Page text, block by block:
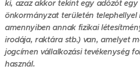
ki, azaz akkor tekint egy adózót
önkormányzat területén telephellyel
amennyiben annak fizikai
irodája, raktára stb.) van, amelyet
jogcímen vállalkozási tevékenység
használ.